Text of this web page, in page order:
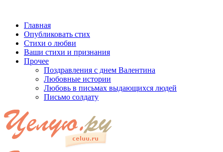
Главная
Опубликовать стих
Стихи о любви
Ваши стихи и признания
Прочее
Поздравления с днем Валентина
Любовные истории
Любовь в письмах выдающихся людей
Письмо солдату